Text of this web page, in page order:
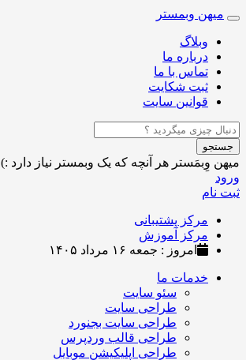
Toggle
navigation
میهن وبمستر
وبلاگ
درباره ما
تماس با ما
ثبت شکایت
قوانین سایت
جستجو
میهن وِبمَستر هر آنچه که یک وبمستر نیاز دارد :)
ورود
ثبت نام
مرکز پشتیبانی
مرکز آموزش
امروز : جمعه ۱۶ مرداد ۱۴۰۵
خدمات ما
سئو سایت
طراحی سایت
طراحی سایت بجنورد
طراحی قالب وردپرس
طراحی اپلیکیشن موبایل